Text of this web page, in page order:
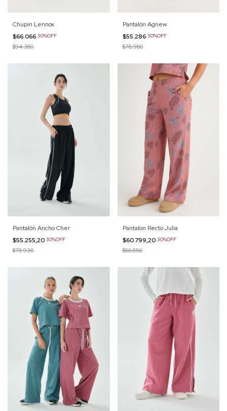
Chupín Lennox
$66.066 30%OFF
$94.380
Pantalón Agnew
$55.286 30%OFF
$78.980
Pantalón Ancho Cher
$55.255,20 30%OFF
$78.936
Pantalon Recto Julia
$60.799,20 30%OFF
$86.856